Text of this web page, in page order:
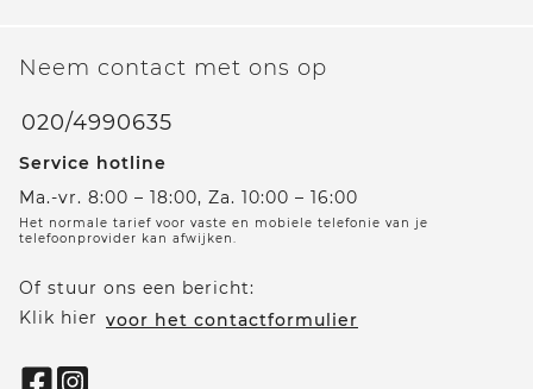
Neem contact met ons op
020/4990635
Service hotline
Ma.-vr. 8:00 – 18:00, Za. 10:00 – 16:00
Het normale tarief voor vaste en mobiele telefonie van je
telefoonprovider kan afwijken.
Of stuur ons een bericht:
Klik hier voor het contactformulier